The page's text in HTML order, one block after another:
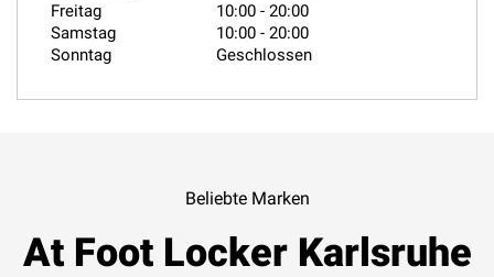
Freitag
10:00 - 20:00
Samstag
10:00 - 20:00
Sonntag
Geschlossen
Beliebte Marken
At Foot Locker Karlsruhe